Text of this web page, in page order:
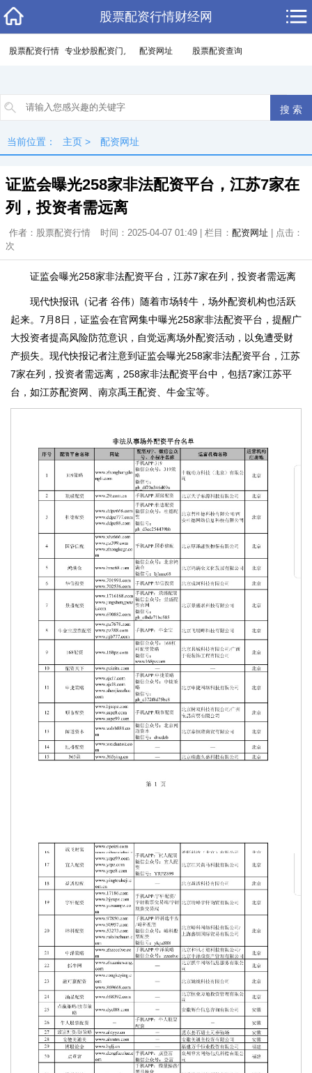
股票配资行情财经网
股票配资行情 专业炒股配资门户 配资网址 股票配资查询
当前位置： 主页 > 配资网址
证监会曝光258家非法配资平台，江苏7家在
列，投资者需远离
作者：股票配资行情 时间：2025-04-07 01:49 | 栏目： 配资网址 | 点击：
次
证监会曝光258家非法配资平台，江苏7家在列，投资者需远离
现代快报讯（记者 谷伟）随着市场转牛，场外配资机构也活跃
起来。7月8日，证监会在官网集中曝光258家非法配资平台，提醒广
大投资者提高风险防范意识，自觉远离场外配资活动，以免遭受财
产损失。现代快报记者注意到证监会曝光258家非法配资平台，江苏
7家在列，投资者需远离，258家非法配资平台中，包括7家江苏平
台，如江苏配资网、南京禹王配资、牛金宝等。